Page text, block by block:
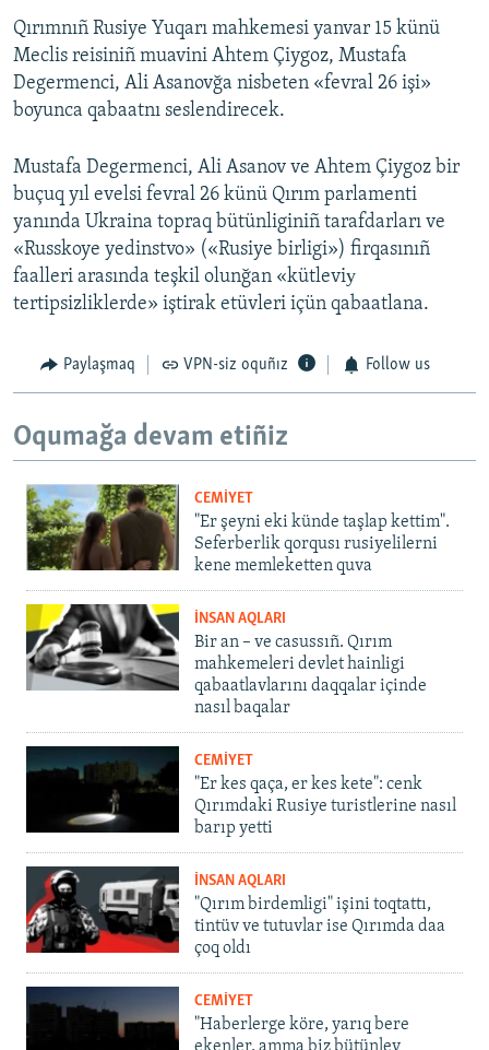
Qırımnıñ Rusiye Yuqarı mahkemesi yanvar 15 künü
Meclis reisiniñ muavini Ahtem Çiygoz, Mustafa
Degermenci, Ali Asanovğa nisbeten «fevral 26 işi»
boyunca qabaatnı seslendirecek.
Mustafa Degermenci, Ali Asanov ve Ahtem Çiygoz bir
buçuq yıl evelsi fevral 26 künü Qırım parlamenti
yanında Ukraina topraq bütünliginiñ tarafdarları ve
«Russkoye yedinstvo» («Rusiye birligi») firqasınıñ
faalleri arasında teşkil olunğan «kütleviу
tertipsizliklerde» iştirak etüvleri içün qabaatlana.
Paylaşmaq VPN-siz oquñız Follow us
Oqumağa devam etiñiz
CEMİYET
"Er şeyni eki künde taşlap kettim".
Seferberlik qorqusı rusiyelilerni
kene memleketten quva
İNSAN AQLARI
Bir an – ve casussıñ. Qırım
mahkemeleri devlet hainligi
qabaatlavlarını daqqalar içinde
nasıl baqalar
CEMİYET
"Er kes qaça, er kes kete": cenk
Qırımdaki Rusiye turistlerine nasıl
barıp yetti
İNSAN AQLARI
"Qırım birdemligi" işini toqtattı,
tintüv ve tutuvlar ise Qırımda daa
çoq oldı
CEMİYET
"Haberlerge köre, yarıq bere